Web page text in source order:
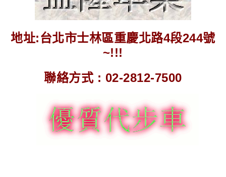
地址:台北市士林區重慶北路4段244號
~!!!
聯絡方式 : 02-2812-7500